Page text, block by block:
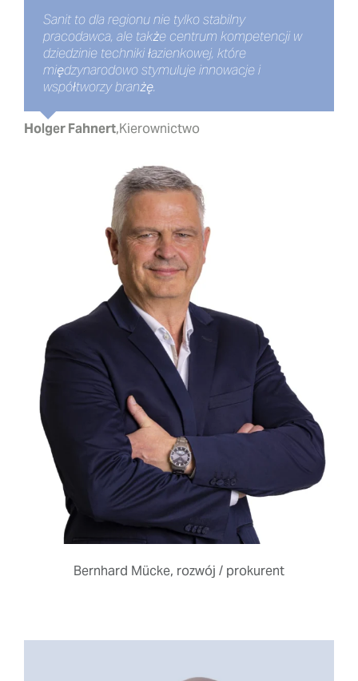
Sanit to dla regionu nie tylko stabilny
pracodawca, ale także centrum kompetencji w
dziedzinie techniki łazienkowej, które
międzynarodowo stymuluje innowacje i
współtworzy branżę.
Holger Fahnert,Kierownictwo
Bernhard Mücke, rozwój / prokurent